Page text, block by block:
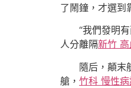
了鬧鐘，才選到
“我們發明
人分離隔新竹 高
隨后，顛末
艙， 竹科 慢性